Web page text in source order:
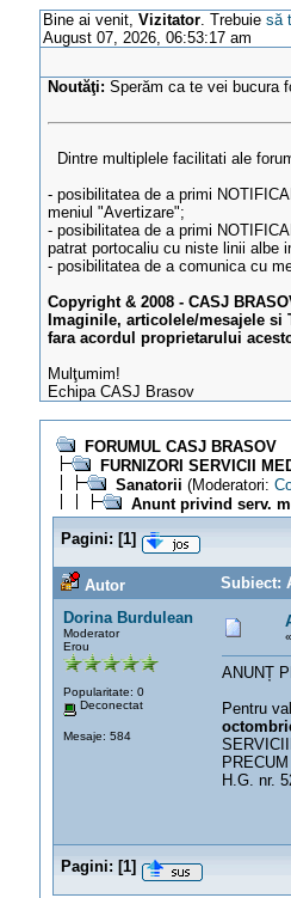
Bine ai venit, Vizitator. Trebuie să
August 07, 2026, 06:53:17 am
Noutăţi: Sperăm ca te vei bucura
Dintre multiplele facilitati ale
- posibilitatea de a primi
meniul "Avertizare";
- posibilitatea de a primi
patrat portocaliu cu niste linii albe
- posibilitatea de a comunica cu
Copyright & 2008 - CASJ
Imaginile, articolele/mesajele
fara acordul proprietarului
Mulţumim!
Echipa CASJ Brasov
FORUMUL CASJ BRASOV
FURNIZORI SERVICII
Sanatorii (Moderatori:
Anunt privind serv.
Pagini: [1]
Autor
Subiect:
Dorina Burdulean
Moderator
Erou
Popularitate: 0
Deconectat
Mesaje: 584
«
ANUNȚ
Pentru
H.G. nr.
Pagini: [1]